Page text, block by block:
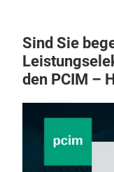
Sind Sie
den PCIM –